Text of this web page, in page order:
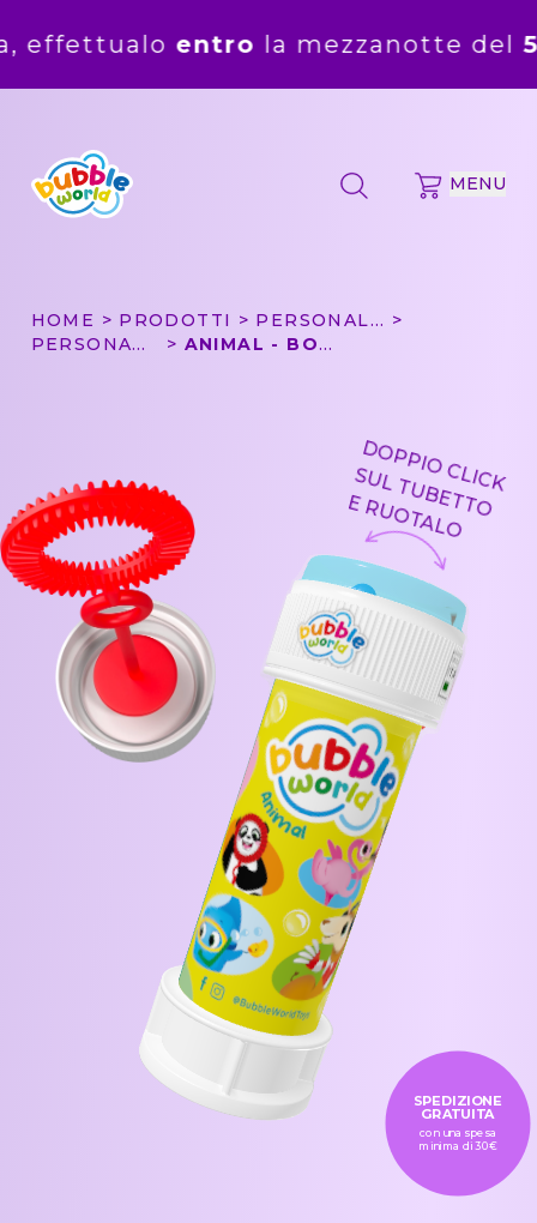
entrola mezzanotte del5 agosto .
MENU
HOME PRODOTTI
PERSONALIZZA
PERSONAGGI
ANIMAL - BOLLE DI SAPONE PERSONALIZZATE BUBBLE WORLD
DOPPIO CLICK
SUL TUBETTO
E RUOTALO
SPEDIZIONE
GRATUITA
con una spesa
minima di 30€